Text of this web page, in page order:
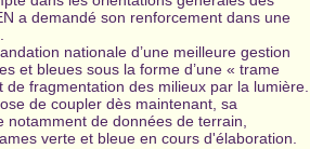
a demandé son renforcement dans une
nationale d’une meilleure gestion
et bleues sous la forme d’une « trame
fragmentation des milieux par la lumière.
de coupler dès maintenant, sa
de données de terrain,
verte et bleue en cours d'élaboration.